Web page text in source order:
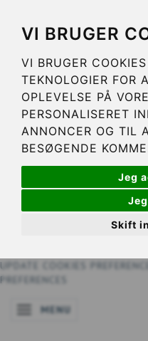
VI BRUGER
VI BRUGER
TEKNOLOGIER FOR
OPLEVELSE PÅ
PERSONALISERET
ANNONCER OG TIL
BESØGENDE
Jeg
Skift
UPDATE COOKIES
PREFERENCES
ATTIVA/DISATTIVA
MENU